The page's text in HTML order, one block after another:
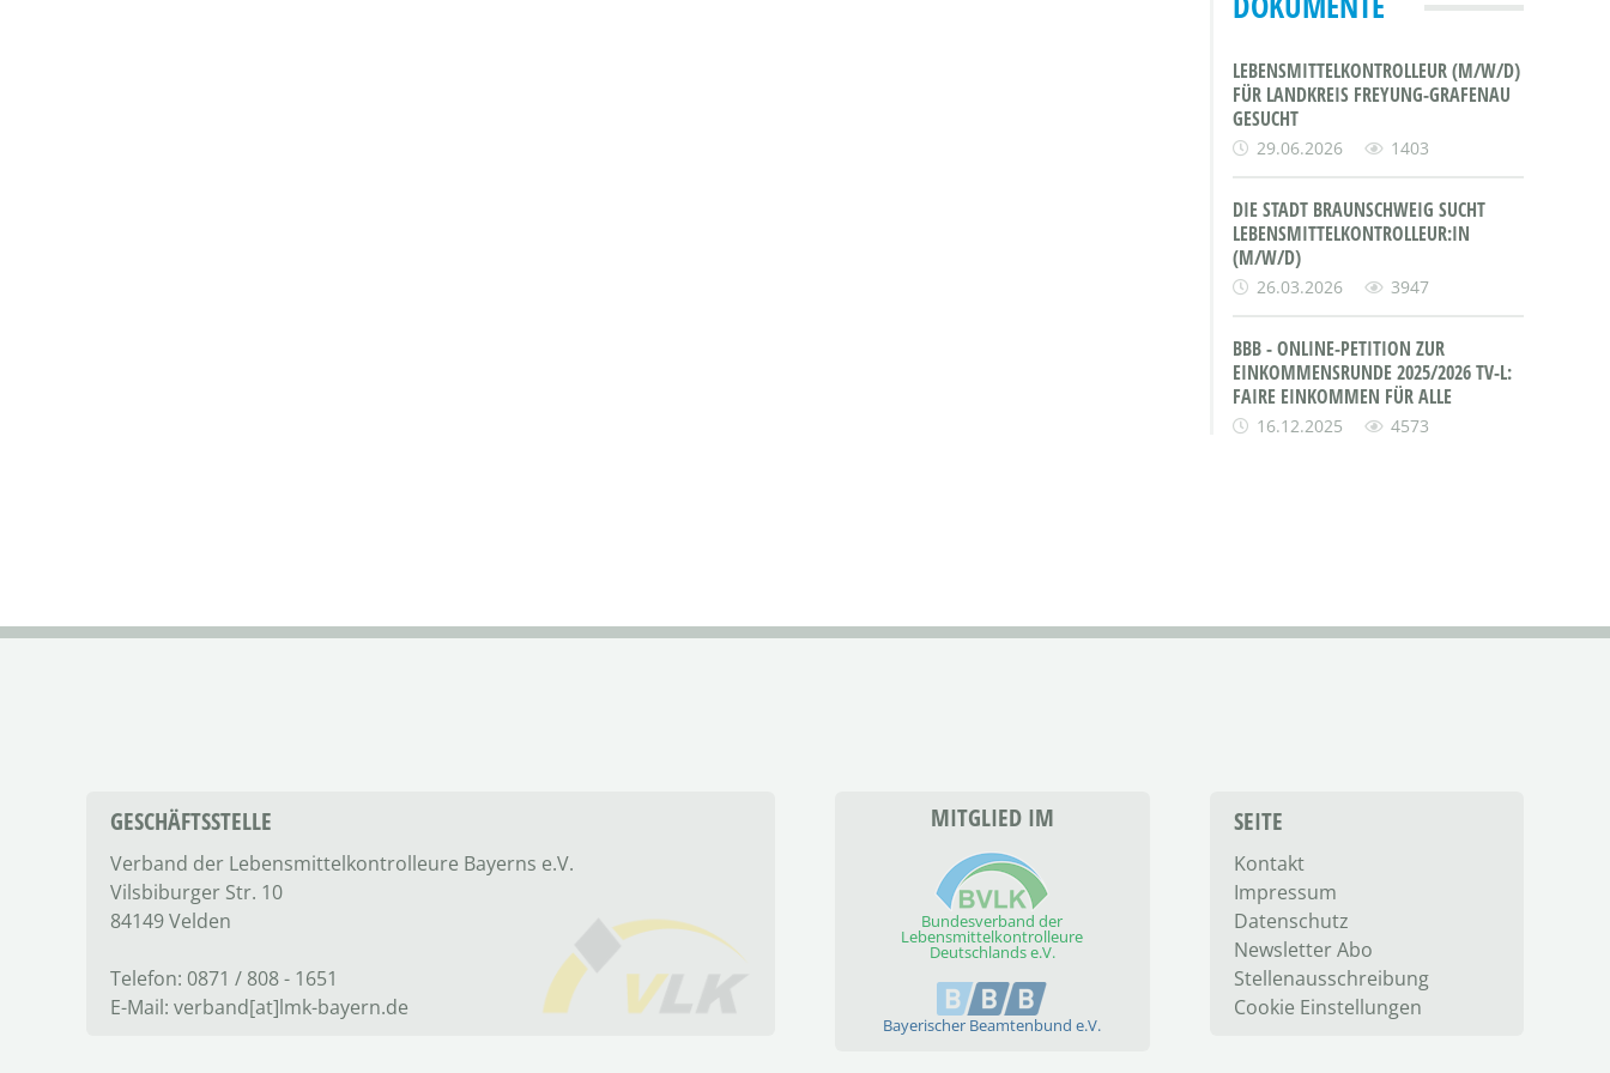
LEBENSMITTELKONTROLLEUR (M/W/D)
FÜR LANDKREIS FREYUNG-GRAFENAU
GESUCHT
29.06.2026 1403
DIE STADT BRAUNSCHWEIG SUCHT
LEBENSMITTELKONTROLLEUR:IN
(M/W/D)
26.03.2026 3947
BBB - ONLINE-PETITION ZUR
EINKOMMENSRUNDE 2025/2026 TV-L:
FAIRE EINKOMMEN FÜR ALLE
16.12.2025 4573
GESCHÄFTSSTELLE
Verband der Lebensmittel­kontrolleure Bayerns e.V.
Vilsbiburger Str. 10
84149 Velden
Telefon: 0871 / 808 - 1651
E-Mail: verband[at]lmk-bayern.de
MITGLIED IM
Bundesverband der
Lebensmittelkontrolleure
Deutschlands e.V.
Bayerischer Beamtenbund e.V.
SEITE
Kontakt
Impressum
Datenschutz
Newsletter Abo
Stellenausschreibung
Cookie Einstellungen